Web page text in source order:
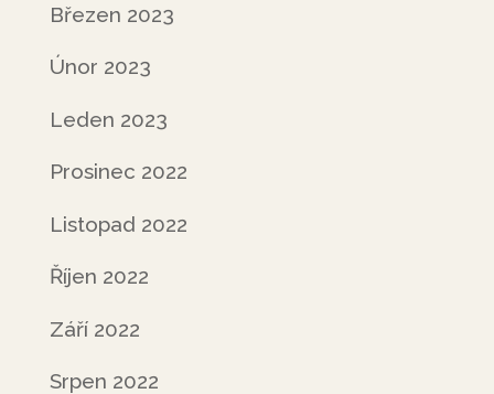
Březen 2023
Únor 2023
Leden 2023
Prosinec 2022
Listopad 2022
Říjen 2022
Září 2022
Srpen 2022